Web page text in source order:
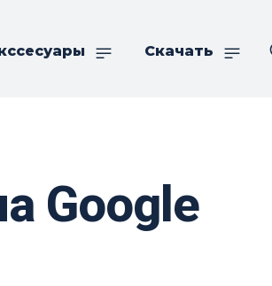
Скачать
Google